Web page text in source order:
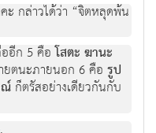
ะ กล่าวได้ว่า “จิตหลุดพ้น
ออีก 5 คือโสตะ ฆานะ
ตนะภายนอก 6 คือ รูป
ก็ตรัสอย่างเดียวกันกับ